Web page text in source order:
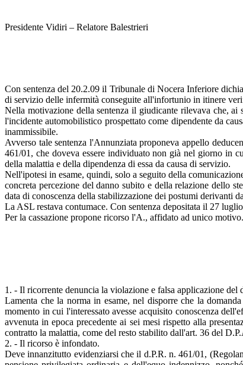
Presidente Vidiri – Relatore Balestrieri
Con sentenza del 20.2.09 il Tribunale di Nocera Inferiore
di servizio delle infermità conseguite all'infortunio in itinere
Nella motivazione della sentenza il giudicante rilevava che, ai
l'incidente automobilistico prospettato come dipendente da
inammissibile.
Avverso tale sentenza l'Annunziata proponeva appello
461/01, che doveva essere individuato non già nel giorno in
della malattia e della dipendenza di essa da causa di servizio.
Nell'ipotesi in esame, quindi, solo a seguito della
concreta percezione del danno subito e della relazione dello
data di conoscenza della stabilizzazione dei postumi derivanti
La ASL restava contumace. Con sentenza depositata il 27
Per la cassazione propone ricorso l'A., affidato ad unico
1. - Il ricorrente denuncia la violazione e falsa applicazione del
Lamenta che la norma in esame, nel disporre che la
momento in cui l'interessato avesse acquisito conoscenza
avvenuta in epoca precedente ai sei mesi rispetto alla
contratto la malattia, come del resto stabilito dall'art. 36 del
2. - Il ricorso è infondato.
Deve innanzitutto evidenziarsi che il d.P.R. n. 461/01,